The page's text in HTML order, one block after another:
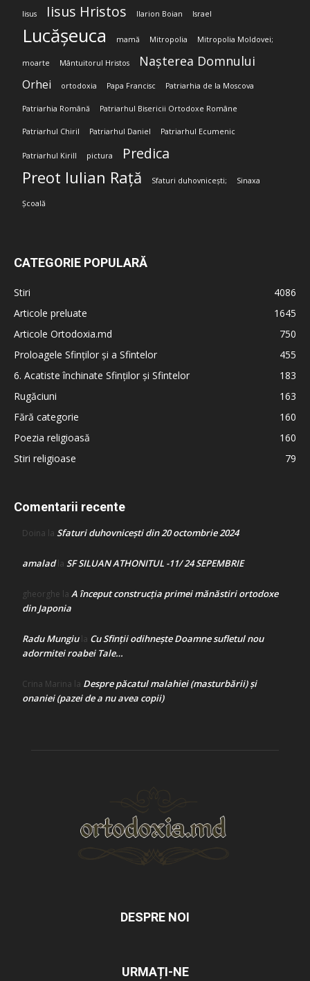
Iisus Iisus Hristos Ilarion Boian Israel
Lucășeuca mamă Mitropolia Mitropolia Moldovei;
moarte Mântuitorul Hristos Nașterea Domnului
Orhei ortodoxia Papa Francisc Patriarhia de la Moscova
Patriarhia Română Patriarhul Bisericii Ortodoxe Române
Patriarhul Chiril Patriarhul Daniel Patriarhul Ecumenic
Patriarhul Kirill pictura Predica
Preot Iulian Rață Sfaturi duhovnicești; Sinaxa
Școală
CATEGORIE POPULARĂ
Stiri
4086
Articole preluate
1645
Articole Ortodoxia.md
750
Proloagele Sfinților și a Sfintelor
455
6. Acatiste închinate Sfinților și Sfintelor
183
Rugăciuni
163
Fără categorie
160
Poezia religioasă
160
Stiri religioase
79
Comentarii recente
Doina la Sfaturi duhovnicești din 20 octombrie 2024
amaladla SF SILUAN ATHONITUL -11/ 24 SEPEMBRIE
gheorghe la A început construcţia primei mănăstiri ortodoxe
din Japonia
Radu Mungiula Cu Sfinții odihnește Doamne sufletul nou
adormitei roabei Tale…
Crina Marina la Despre păcatul malahiei (masturbării) şi
onaniei (pazei de a nu avea copii)
DESPRE NOI
URMAȚI-NE